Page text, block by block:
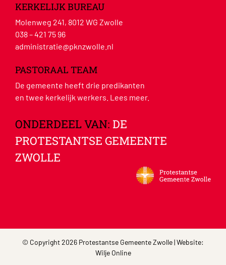
KERKELIJK BUREAU
Molenweg 241, 8012 WG Zwolle
038 – 421 75 96
administratie@pknzwolle.nl
PASTORAAL TEAM
De gemeente heeft drie predikanten
en twee kerkelijk werkers. Lees meer.
ONDERDEEL VAN: DE
PROTESTANTSE GEMEENTE
ZWOLLE
© Copyright 2026 Protestantse Gemeente Zwolle | Website:
Wilje Online